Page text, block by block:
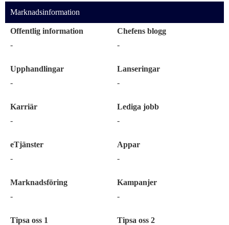
Marknadsinformation
Offentlig information
-
Chefens blogg
-
Upphandlingar
-
Lanseringar
-
Karriär
-
Lediga jobb
-
eTjänster
-
Appar
-
Marknadsföring
-
Kampanjer
-
Tipsa oss 1
Tipsa oss 2